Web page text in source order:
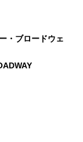
・ブロードウェ